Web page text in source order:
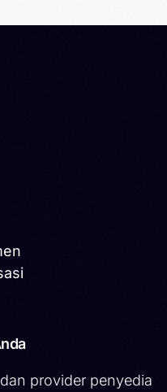
provider penyedia